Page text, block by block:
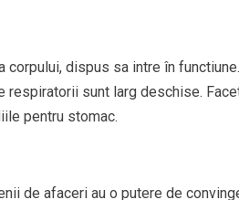
dispus sa intre în
sunt larg deschise.
pentru stomac.
de afaceri au o putere de